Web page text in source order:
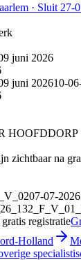
· Sluit 27-
juni 2026
juni 202610-
HOOFDDORP
zichtbaar na
07-07-2026
registratie
Holland